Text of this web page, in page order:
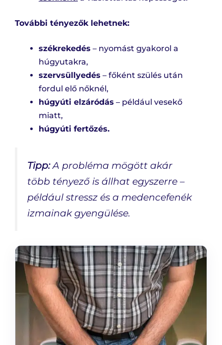
További tényezők lehetnek:
székrekedés – nyomást gyakorol a
húgyutakra,
szervsüllyedés – főként szülés után
fordul elő nőknél,
húgyúti elzáródás – például vesekő
miatt,
húgyúti fertőzés.
Tipp:A probléma mögött akár
több tényező is állhat egyszerre –
például stressz és a medencefenék
izmainak gyengülése.